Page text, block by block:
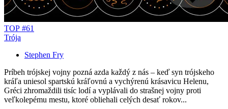
TOP #61
Trója
Stephen Fry
Príbeh trójskej vojny pozná azda každý z nás – keď syn trójskeho
kráľa uniesol spartskú kráľovnú a vychýrenú krásavicu Helenu,
Gréci zhromaždili tisíc lodí a vyplávali do strašnej vojny proti
veľkolepému mestu, ktoré obliehali celých desať rokov...